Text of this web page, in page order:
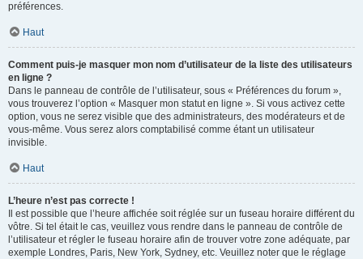
préférences.
Haut
Comment puis-je masquer mon nom d’utilisateur de la liste des utilisateurs
en ligne ?
Dans le panneau de contrôle de l’utilisateur, sous « Préférences du forum »,
vous trouverez l’option « Masquer mon statut en ligne ». Si vous activez cette
option, vous ne serez visible que des administrateurs, des modérateurs et de
vous-même. Vous serez alors comptabilisé comme étant un utilisateur
invisible.
Haut
L’heure n’est pas correcte !
Il est possible que l’heure affichée soit réglée sur un fuseau horaire différent du
vôtre. Si tel était le cas, veuillez vous rendre dans le panneau de contrôle de
l’utilisateur et régler le fuseau horaire afin de trouver votre zone adéquate, par
exemple Londres, Paris, New York, Sydney, etc. Veuillez noter que le réglage